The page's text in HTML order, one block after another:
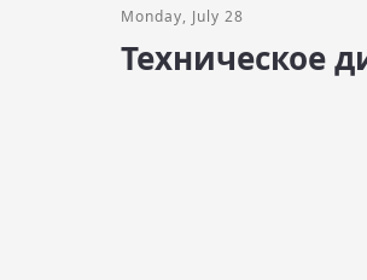
Monday, July 28
Техническое